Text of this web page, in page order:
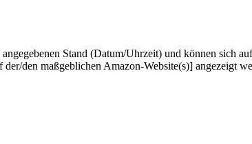
Stand (Datum/Uhrzeit) und können sich
den maßgeblichen Amazon-Website(s)] angezeigt